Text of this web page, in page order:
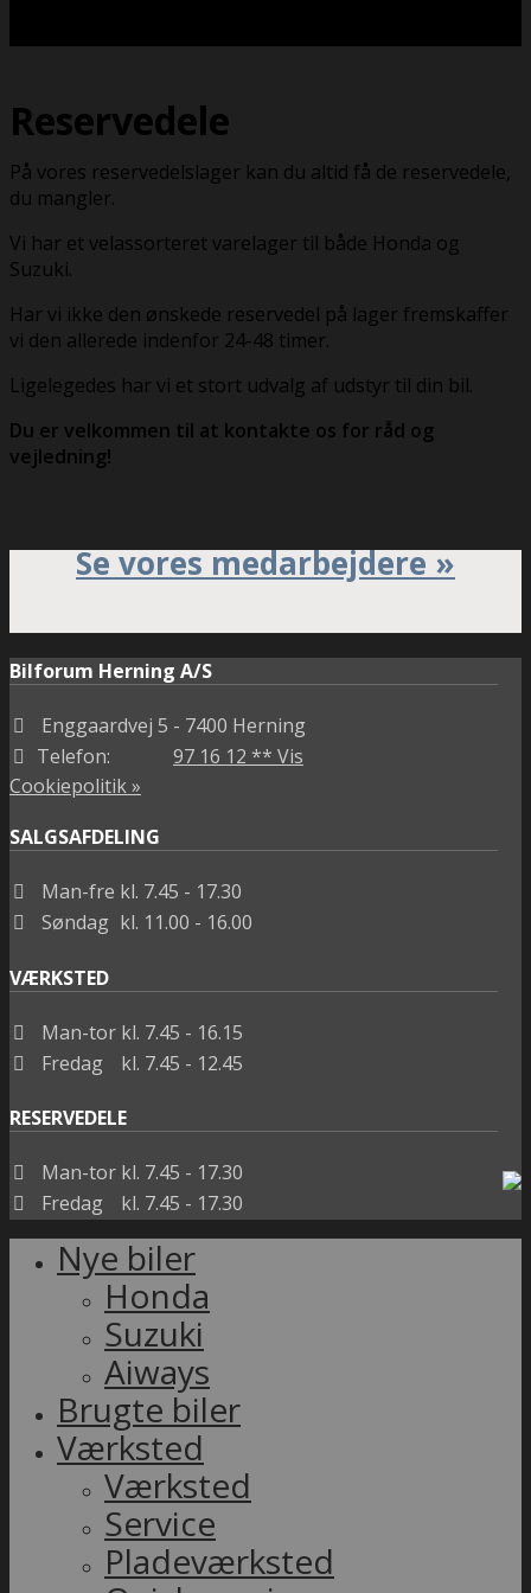
Reservedele
På vores reservedelslager kan du altid få de reservedele,
du mangler.
Vi har et velassorteret varelager til både Honda og
Suzuki.
Har vi ikke den ønskede reservedel på lager fremskaffer
vi den allerede indenfor 24-48 timer.
Ligelegedes har vi et stort udvalg af udstyr til din bil.
Du er velkommen til at kontakte os for råd og
vejledning!
Se vores medarbejdere »
Bilforum Herning A/S
Enggaardvej 5 - 7400 Herning
Telefon:
97 16 12 ** Vis
Cookiepolitik »
SALGSAFDELING
Man-fre kl. 7.45 - 17.30
Søndag kl. 11.00 - 16.00
VÆRKSTED
Man-tor kl. 7.45 - 16.15
Fredag
kl. 7.45 - 12.45
RESERVEDELE
Man-tor kl. 7.45 - 17.30
Fredag
kl. 7.45 - 17.30
Nye biler
Honda
Suzuki
Aiways
Brugte biler
Værksted
Værksted
Service
Pladeværksted